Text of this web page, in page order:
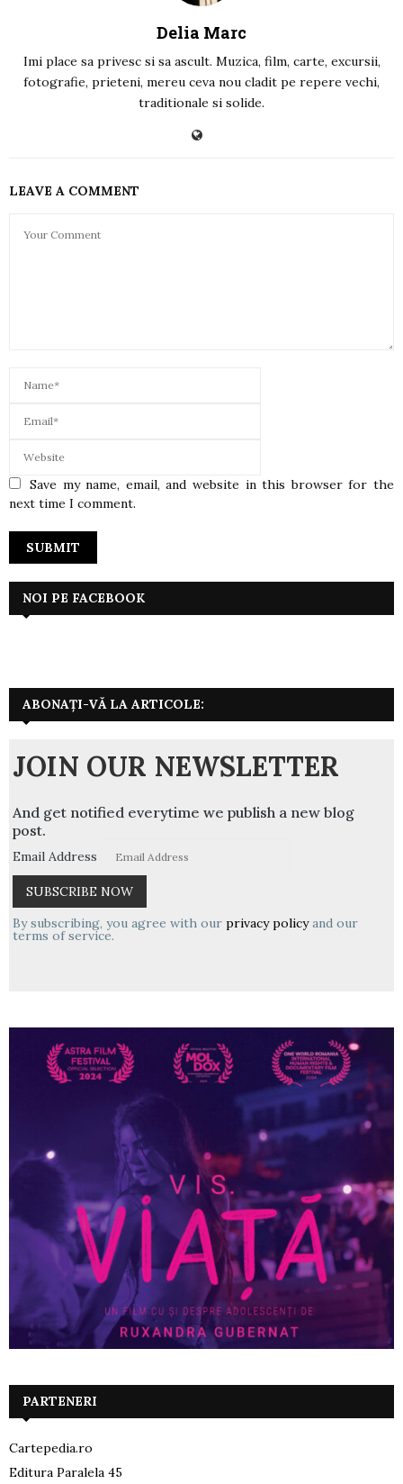
Delia Marc
Imi place sa privesc si sa ascult. Muzica, film, carte, excursii,
fotografie, prieteni, mereu ceva nou cladit pe repere vechi,
traditionale si solide.
LEAVE A COMMENT
Save my name, email, and website in this browser for the
next time I comment.
NOI PE FACEBOOK
ABONAȚI-VĂ LA ARTICOLE:
JOIN OUR NEWSLETTER
And get notified everytime we publish a new blog
post.
Email Address
By subscribing, you agree with our privacy policyand our
terms of service.
PARTENERI
Cartepedia.ro
Editura Paralela 45